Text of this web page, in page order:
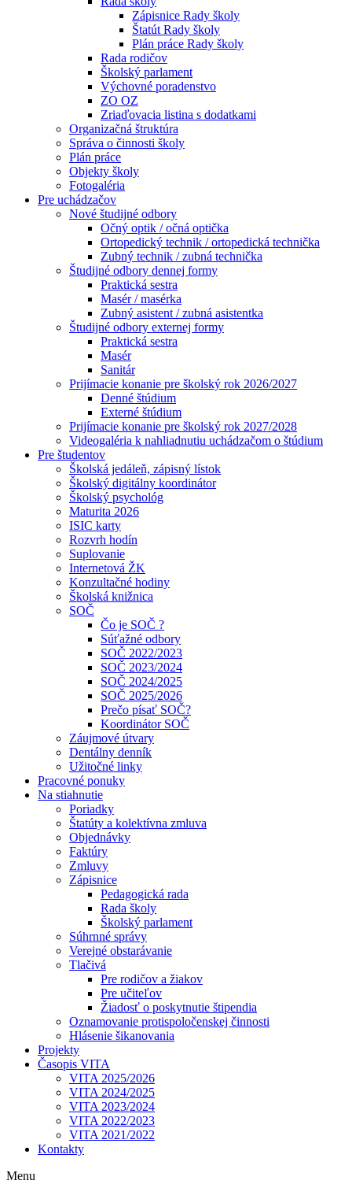
Zápisnice Rady školy
Štatút Rady školy
Plán práce Rady školy
Rada rodičov
Školský parlament
Výchovné poradenstvo
ZO OZ
Zriaďovacia listina s dodatkami
Organizačná štruktúra
Správa o činnosti školy
Plán práce
Objekty školy
Fotogaléria
Pre uchádzačov
Nové študijné odbory
Očný optik / očná optička
Ortopedický technik / ortopedická technička
Zubný technik / zubná technička
Študijné odbory dennej formy
Praktická sestra
Masér / masérka
Zubný asistent / zubná asistentka
Študijné odbory externej formy
Praktická sestra
Masér
Sanitár
Prijímacie konanie pre školský rok 2026/2027
Denné štúdium
Externé štúdium
Prijímacie konanie pre školský rok 2027/2028
Videogaléria k nahliadnutiu uchádzačom o štúdium
Pre študentov
Školská jedáleň, zápisný lístok
Školský digitálny koordinátor
Školský psychológ
Maturita 2026
ISIC karty
Rozvrh hodín
Suplovanie
Internetová ŽK
Konzultačné hodiny
Školská knižnica
SOČ
Čo je SOČ ?
Súťažné odbory
SOČ 2022/2023
SOČ 2023/2024
SOČ 2024/2025
SOČ 2025/2026
Prečo písať SOČ?
Koordinátor SOČ
Záujmové útvary
Dentálny denník
Užitočné linky
Pracovné ponuky
Na stiahnutie
Poriadky
Štatúty a kolektívna zmluva
Objednávky
Faktúry
Zmluvy
Zápisnice
Pedagogická rada
Rada školy
Školský parlament
Súhrnné správy
Verejné obstarávanie
Tlačivá
Pre rodičov a žiakov
Pre učiteľov
Žiadosť o poskytnutie štipendia
Oznamovanie protispoločenskej činnosti
Hlásenie šikanovania
Projekty
Časopis VITA
VITA 2025/2026
VITA 2024/2025
VITA 2023/2024
VITA 2022/2023
VITA 2021/2022
Kontakty
Menu